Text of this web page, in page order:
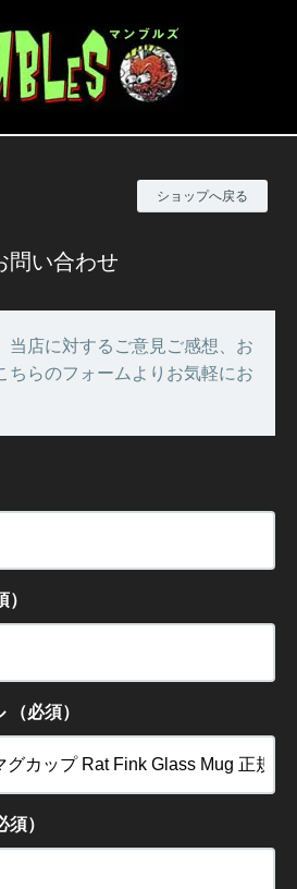
ショップへ戻る
問い合わせ
当店に対するご意見ご感想、お
ちらのフォームよりお気軽にお
）
（必須）
須）